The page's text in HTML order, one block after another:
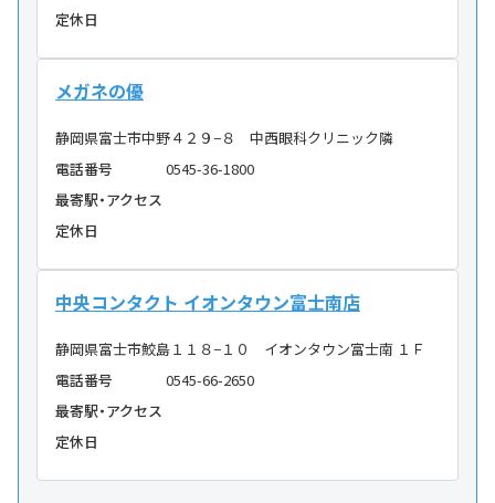
定休日
メガネの優
静岡県富士市中野４２９−８ 中西眼科クリニック隣
電話番号
0545-36-1800
最寄駅・アクセス
定休日
中央コンタクト イオンタウン富士南店
静岡県富士市鮫島１１８−１０ イオンタウン富士南 １Ｆ
電話番号
0545-66-2650
最寄駅・アクセス
定休日